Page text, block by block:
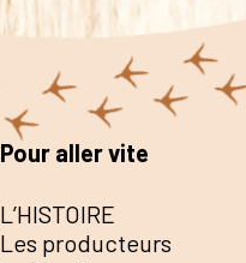
Pour aller vite
L’HISTOIRE
Les producteurs